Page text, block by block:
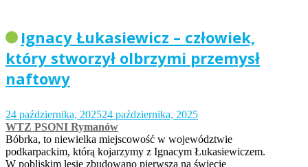
Ignacy Łukasiewicz – człowiek,
który stworzył olbrzymi przemysł
naftowy
24 października, 202524 października, 2025
WTZ PSONI Rymanów
Bóbrka, to niewielka miejscowość w województwie
podkarpackim, którą kojarzymy z Ignacym Łukasiewiczem.
W pobliskim lesie zbudowano pierwszą na świecie